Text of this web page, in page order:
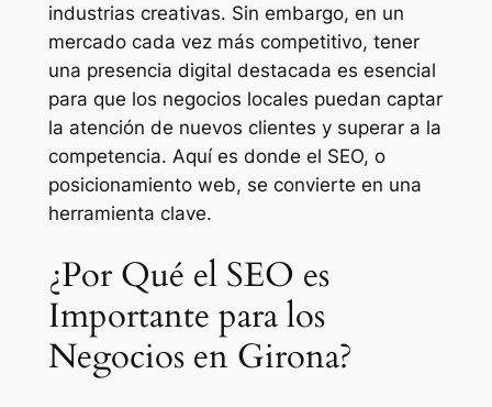
industrias creativas. Sin embargo, en un
mercado cada vez más competitivo, tener
una presencia digital destacada es esencial
para que los negocios locales puedan captar
la atención de nuevos clientes y superar a la
competencia. Aquí es donde el SEO, o
posicionamiento web, se convierte en una
herramienta clave.
¿Por Qué el SEO es
Importante para los
Negocios en Girona?